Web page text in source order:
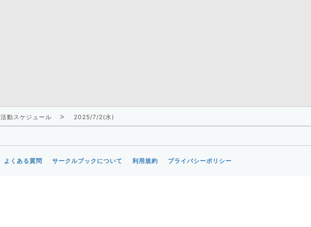
活動スケジュール 2025/7/2(水)
よくある質問 サークルブックについて 利用規約 プライバシーポリシー